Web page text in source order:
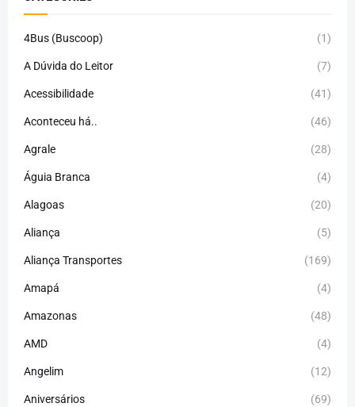
4Bus (Buscoop) (1)
A Dúvida do Leitor (7)
Acessibilidade (41)
Aconteceu há.. (46)
Agrale (28)
Águia Branca (4)
Alagoas (20)
Aliança (5)
Aliança Transportes (169)
Amapá (4)
Amazonas (48)
AMD (4)
Angelim (12)
Aniversários (69)